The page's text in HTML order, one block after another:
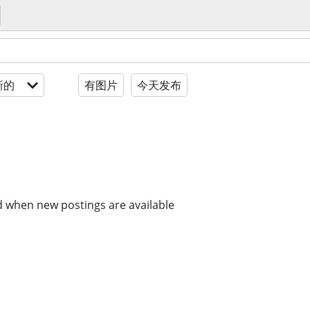
的 有图片 今天发布
new postings are available